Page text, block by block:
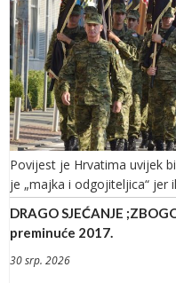
Povijest je Hrvatima uvijek
je „majka i odgojiteljica“
DRAGO SJEĆANJE
preminuće 2017.
30 srp. 2026